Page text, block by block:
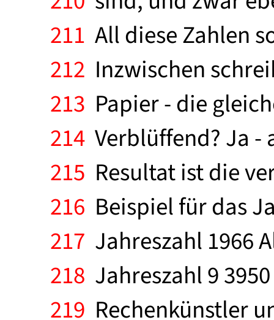
211 All diese Zahlen
212 Inzwischen
213 Papier - die
214 Verblüffend? Ja -
215 Resultat ist die
216 Beispiel für das
217 Jahreszahl 1966
218 Jahreszahl 9
219 Rechenkünstler